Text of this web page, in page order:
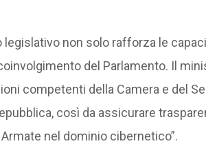
non solo rafforza le
del Parlamento. Il
competenti della Camera e del
così da assicurare
nel dominio cibernetico”.